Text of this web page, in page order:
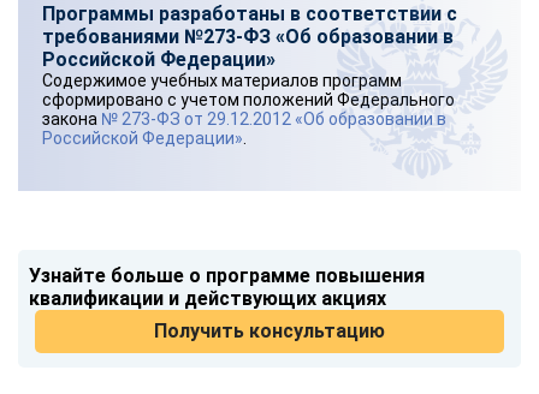
Программы разработаны в соответствии с
требованиями №273-ФЗ «Об образовании в
Российской Федерации»
Содержимое учебных материалов программ
сформировано с учетом положений Федерального
закона № 273-ФЗ от 29.12.2012 «Об образовании в
Российской Федерации»
Узнайте больше о программе повышения
квалификации и действующих акциях
Получить консультацию